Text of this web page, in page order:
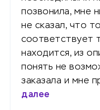
позвонила, мне
не сказал, что
соответствует
находится, из
понять не
заказала и мне
далее